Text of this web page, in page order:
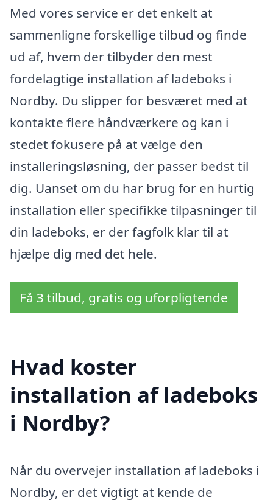
Med vores service er det enkelt at
sammenligne forskellige tilbud og finde
ud af, hvem der tilbyder den mest
fordelagtige installation af ladeboks i
Nordby. Du slipper for besværet med at
kontakte flere håndværkere og kan i
stedet fokusere på at vælge den
installeringsløsning, der passer bedst til
dig. Uanset om du har brug for en hurtig
installation eller specifikke tilpasninger til
din ladeboks, er der fagfolk klar til at
hjælpe dig med det hele.
Få 3 tilbud, gratis og uforpligtende
Hvad koster
installation af ladeboks
i Nordby?
Når du overvejer installation af ladeboks i
Nordby, er det vigtigt at kende de